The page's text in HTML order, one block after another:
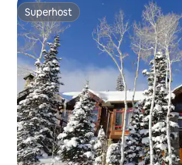
Superhost
Superhost